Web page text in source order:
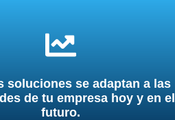
soluciones se adaptan a las
de tu empresa hoy y en el
futuro.